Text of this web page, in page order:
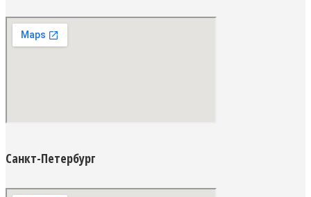
Санкт-Петербург